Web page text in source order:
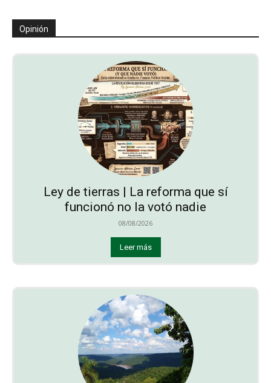
Opinión
Ley de tierras | La reforma que sí
funcionó no la votó nadie
08/08/2026
Leer más